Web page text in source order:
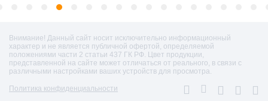
Внимание! Данный сайт носит исключительно информационный
характер и не является публичной офертой, определяемой
положениями части 2 статьи 437 ГК РФ. Цвет продукции,
представленной на сайте может отличаться от реального, в связи с
различными настройками ваших устройств для просмотра.
Политика конфиденциальности